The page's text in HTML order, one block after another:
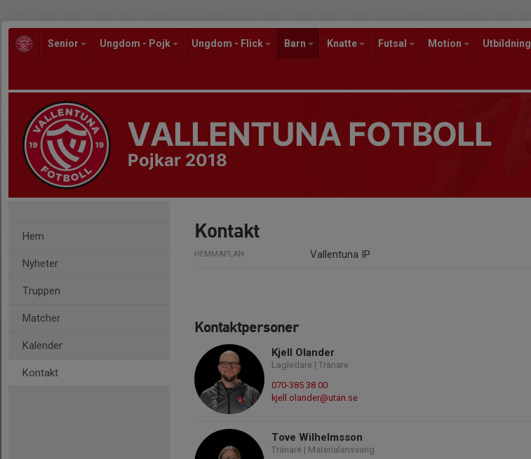
Senior Ungdom - Pojk Ungdom - Flick Barn Knatte Futsal Motion Utbildning
VALLENTUNA FOTBOLL
Pojkar 2018
Hem
Nyheter
Truppen
Matcher
Kalender
Kontakt
Kontakt
HEMMAPLAN Vallentuna IP
Kontaktpersoner
Kjell Olander
Lagledare | Tränare
070-385 38 00
kjell.olander@utan.se
Tove Wilhelmsson
Tränare | Materialansvarig